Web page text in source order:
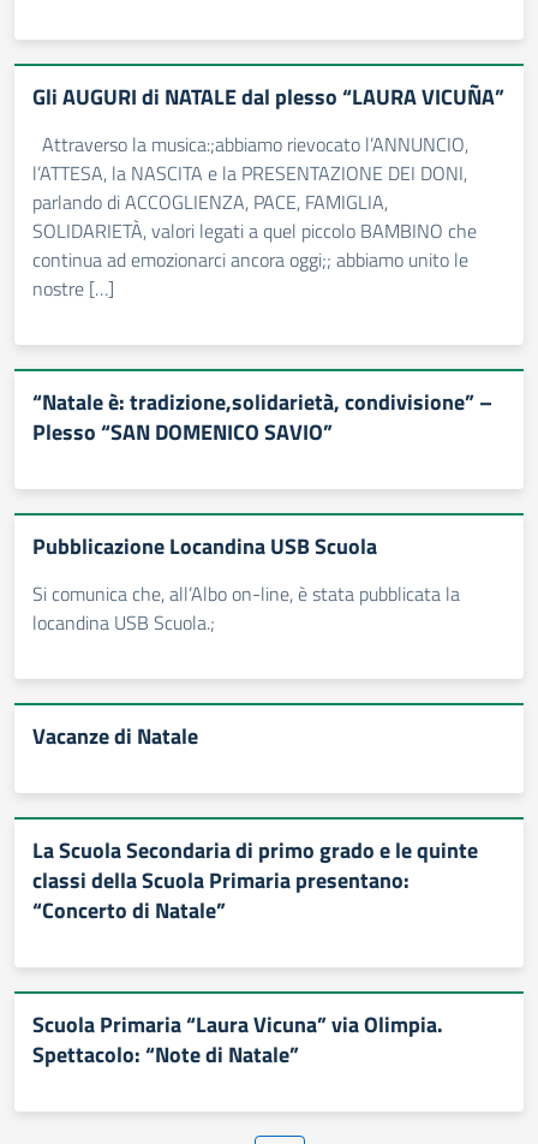
Gli AUGURI di NATALE dal plesso “LAURA VICUÑA”
Attraverso la musica:;abbiamo rievocato l’ANNUNCIO,
l’ATTESA, la NASCITA e la PRESENTAZIONE DEI DONI,
parlando di ACCOGLIENZA, PACE, FAMIGLIA,
SOLIDARIETÀ, valori legati a quel piccolo BAMBINO che
continua ad emozionarci ancora oggi;; abbiamo unito le
nostre […]
“Natale è: tradizione,solidarietà, condivisione” –
Plesso “SAN DOMENICO SAVIO”
Pubblicazione Locandina USB Scuola
Si comunica che, all’Albo on-line, è stata pubblicata la
locandina USB Scuola.;
Vacanze di Natale
La Scuola Secondaria di primo grado e le quinte
classi della Scuola Primaria presentano:
“Concerto di Natale”
Scuola Primaria “Laura Vicuna” via Olimpia.
Spettacolo: “Note di Natale”